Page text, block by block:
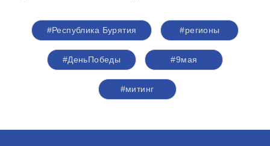
#Республика Бурятия #регионы
#ДеньПобеды #9мая
#митинг